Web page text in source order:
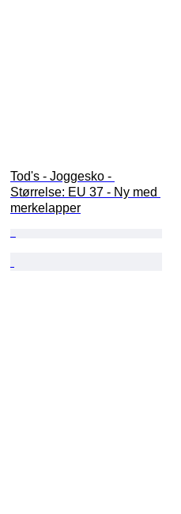
Tod's - Joggesko -
Størrelse: EU 37 - Ny med
merkelapper